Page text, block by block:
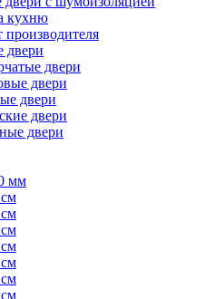
кухню
производителя
двери
двери
двери
двери
двери
двери
мм